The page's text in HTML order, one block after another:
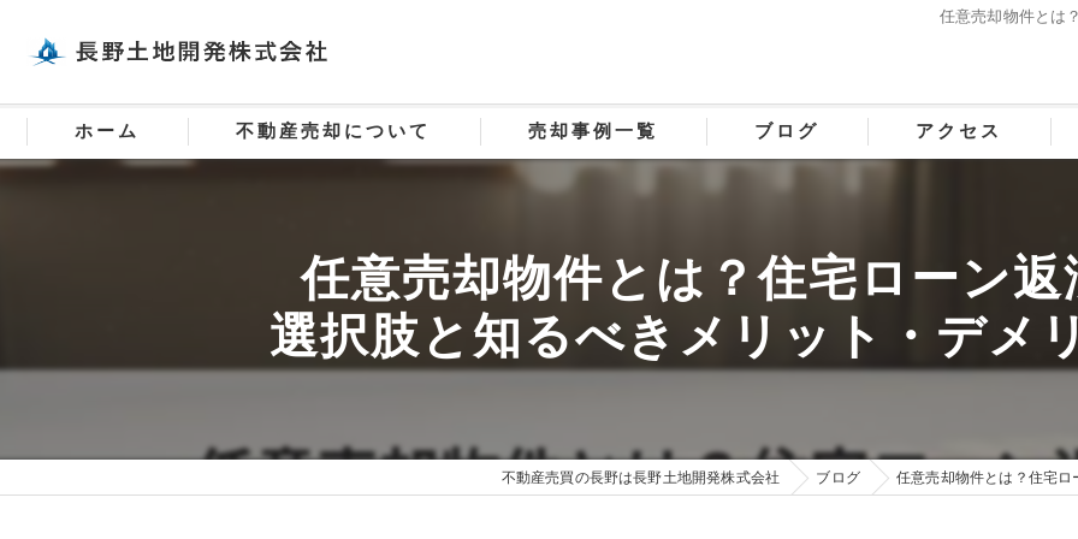
任意売却物件とは
ホーム 不動産売却について 売却事例一覧 ブログ アクセス
任意売却物件とは？住宅ローン
選択肢と知るべきメリット・デメ
不動産売買の長野は長野土地開発株式会社 ブログ 任意売却物件とは？住宅